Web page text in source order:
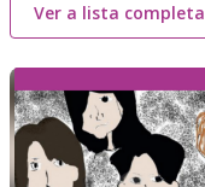
Ver a lista completa